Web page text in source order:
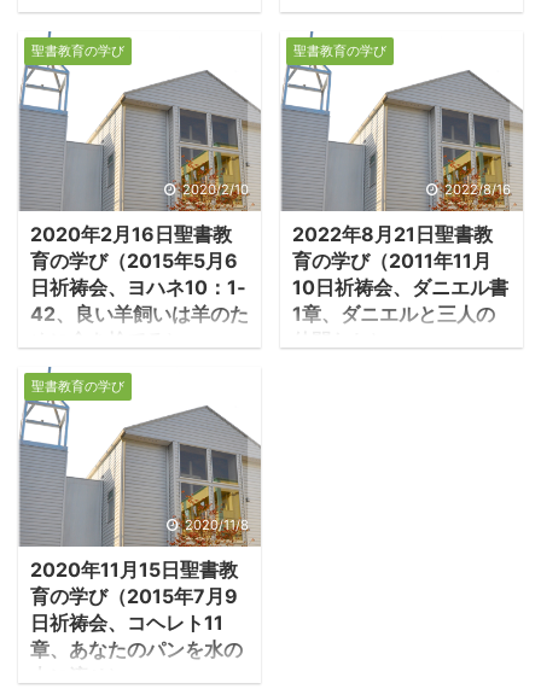
リヤの見た幻 1.1 ゼカリ
ヤ書とはどのような書か
・前538年ユダの人々
は70年間のバビロン捕囚
から故国帰還を許され、
帰国した彼らはエルサレ
ム神殿再建工事を始める
が、先住者の妨害や経済
的困難で再建は頓挫す
る。前520年、預言者ハ
ガイが神殿再建のために
まる。ゼカリヤもほぼ同
じ時期に預言を始めた同
労者である。ゼカリヤの
父イドはゼルバベルや大
祭司ヨシュアと共に帰国
した第一世代であり、ゼ
カリヤはハガイの後輩で
あった。 -ゼカリヤ
1:1「ダレイオスの ...
1.エルサレムの城壁再
建が許可される ・捕囚か
らの最初の帰還（前539
年）から100年近く経っ
た前445年、エルサレム
の城壁はまだ再建され
ず、町は廃墟のままに放
置されていた。城壁再建
の動きは何度もあった
が、現地を支配するサマ
リヤ人たちの妨害によ
聖書教育の学び
2020/2/10
2020年2月16日聖書教
育の学び（2015年5月6
日祈祷会、ヨハネ10：1‐
42、良い羊飼いは羊のた
1.「良い羊飼い」の喩え
・羊飼いの喩えは9章か
ら続く文脈の中で語られ
ている。9章でイエスは
生まれつき盲人の目を開
けられたが、その日が安
息日だったため、ファリ
サイ派の人々は、イエス
を安息日戒律の違反とし
て責めた。イエスは反論
された「あなたがたは何
聖書教育の学び
2022/8/16
2022年8月21日聖書教
育の学び（2011年11月
10日祈祷会、ダニエル書
1章、ダニエルと三人の
聖書教育の学び
2020/11/8
2020年11月15日聖書教
育の学び（2015年7月9
日祈祷会、コヘレト11
章、あなたのパンを水の
上に流せ）